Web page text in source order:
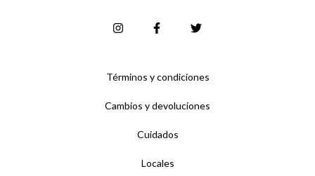
Términos y condiciones
Cambios y devoluciones
Cuidados
Locales